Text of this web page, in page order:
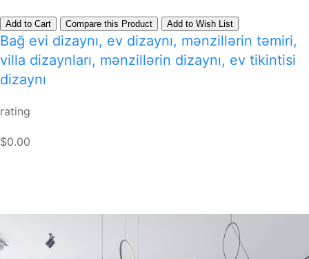
Add to Cart Compare this Product Add to Wish List
Bağ evi dizaynı, ev dizaynı, mənzillərin təmiri,
villa dizaynları, mənzillərin dizaynı, ev tikintisi
dizaynı
rating
$0.00